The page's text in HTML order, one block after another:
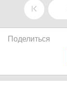
Поделиться